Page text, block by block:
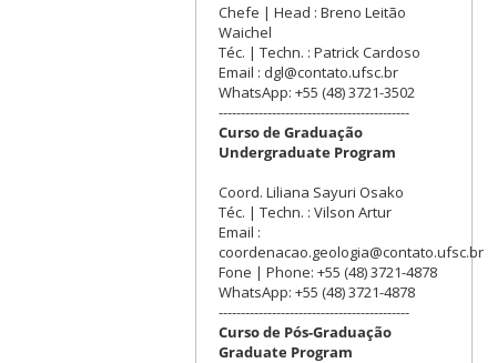
Chefe | Head : Breno Leitão
Waichel
Téc. | Techn. : Patrick Cardoso
Email : dgl@contato.ufsc.br
WhatsApp: +55 (48) 3721-3502
-------------------------------------------
Curso de Graduação
Undergraduate Program
Coord. Liliana Sayuri Osako
Téc. | Techn. : Vilson Artur
Email :
coordenacao.geologia@contato.ufsc.br
Fone | Phone: +55 (48) 3721-4878
WhatsApp: +55 (48) 3721-4878
-------------------------------------------
Curso de Pós-Graduação
Graduate Program